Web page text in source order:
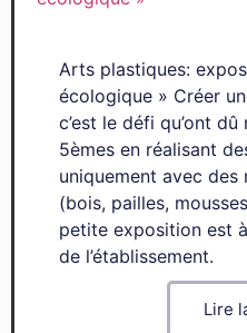
Arts plastiques:
écologique » Créer
c’est le défi qu’ont
5èmes en réalisant
uniquement avec des
(bois, pailles,
petite exposition est
de l’établissement.
Lire